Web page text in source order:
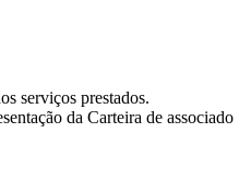
serviços prestados.
da Carteira de associado